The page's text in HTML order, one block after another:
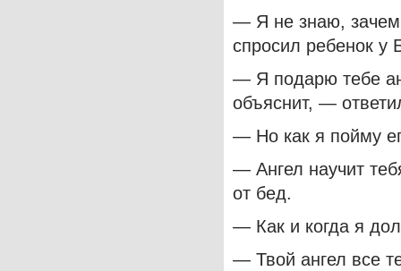
— Я не знаю, зачем
спросил ребенок у
— Я подарю тебе
объяснит, —
— Но как я пойму
— Ангел научит
от бед.
— Как и когда я
— Твой ангел все